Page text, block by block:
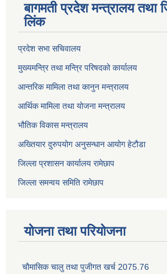
बागमती प्रदेश मन्त्रालय तथा
लिंक
प्रदेश सभा सचिवालय
मुख्यमन्त्रि तथा मन्त्रि परिषदको कार्यालय
आन्तरिक मामिला तथा कानुन मन्त्रालय
आर्थिक मामिला तथा योजना मन्त्रालय
भौतिक विकास मन्त्रालय
अख्तियार दुरुपयोग अनुसन्धान आयोग हेटौडा
जिल्ला प्रशासन कार्यालय रामेछाप
जिल्ला समन्वय समिति रामेछाप
योजना तथा परियोजना
चाैमासिक चालु तथा पुजीगत खर्च 2075.76